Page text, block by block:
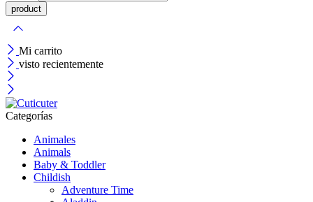
Mi carrito
visto recientemente
Categorías
Animales
Animals
Baby & Toddler
Childish
Adventure Time